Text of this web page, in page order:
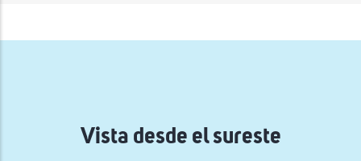
navegación
Vista desde el sureste